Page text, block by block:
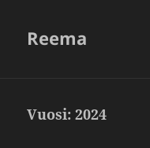
Reema
Vuosi:2024